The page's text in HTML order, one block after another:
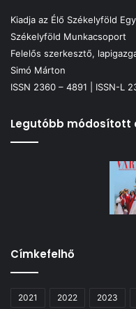
Kiadja az Élő Székelyföld
Székelyföld Munkacsoport
Felelős szerkesztő,
Simó Márton
ISSN 2360 – 4891 | ISSN-L
Legutóbb módosított
Címkefelhő
2021 2022 2023